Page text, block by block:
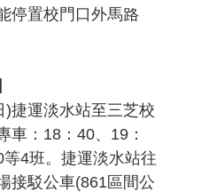
停置校門口外馬路
淡水站至三芝校
車：18：40、19：
4班。捷運淡水站往
接駁公車(861區間公